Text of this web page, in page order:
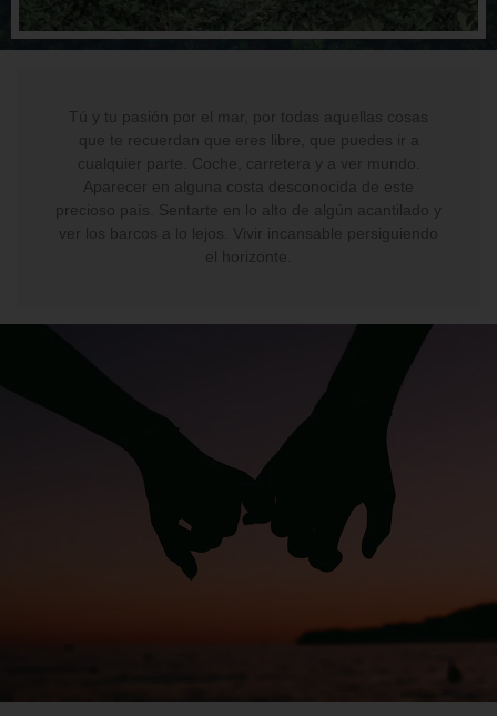
Tú y tu pasión por el mar, por todas aquellas cosas
que te recuerdan que eres libre, que puedes ir a
cualquier parte. Coche, carretera y a ver mundo.
Aparecer en alguna costa desconocida de este
precioso país. Sentarte en lo alto de algún acantilado y
ver los barcos a lo lejos. Vivir incansable persiguiendo
el horizonte.